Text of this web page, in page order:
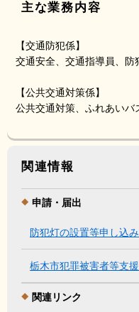
主な業務内容
【交通防犯係】
交通安全、交通指導員、
【公共交通対策係】
公共交通対策、ふれあい
関連情報
申請・届出
防犯灯の設置等申し込
栃木市犯罪被害者等支
関連リンク